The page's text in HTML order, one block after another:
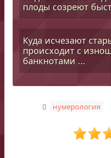
плоды созреют
Куда исчезают
происходит с
банкнотами ...
нумерология